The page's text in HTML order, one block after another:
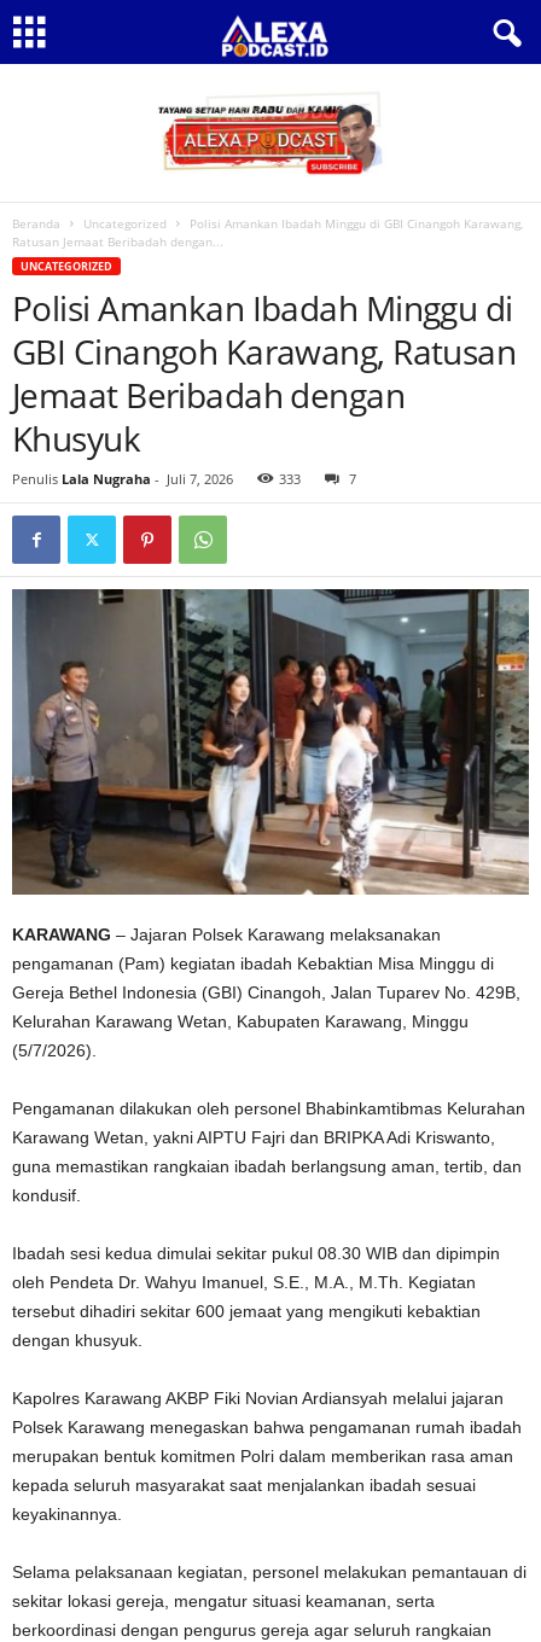
Beranda Uncategorized
Polisi Amankan Ibadah Minggu di GBI Cinangoh Karawang,
Ratusan Jemaat Beribadah dengan...
UNCATEGORIZED
Polisi Amankan Ibadah Minggu di
GBI Cinangoh Karawang, Ratusan
Jemaat Beribadah dengan
Khusyuk
Penulis Lala Nugraha - Juli 7, 2026 333 7
KARAWANG – Jajaran Polsek Karawang melaksanakan
pengamanan (Pam) kegiatan ibadah Kebaktian Misa Minggu di
Gereja Bethel Indonesia (GBI) Cinangoh, Jalan Tuparev No. 429B,
Kelurahan Karawang Wetan, Kabupaten Karawang, Minggu
(5/7/2026).
Pengamanan dilakukan oleh personel Bhabinkamtibmas Kelurahan
Karawang Wetan, yakni AIPTU Fajri dan BRIPKA Adi Kriswanto,
guna memastikan rangkaian ibadah berlangsung aman, tertib, dan
kondusif.
Ibadah sesi kedua dimulai sekitar pukul 08.30 WIB dan dipimpin
oleh Pendeta Dr. Wahyu Imanuel, S.E., M.A., M.Th. Kegiatan
tersebut dihadiri sekitar 600 jemaat yang mengikuti kebaktian
dengan khusyuk.
Kapolres Karawang AKBP Fiki Novian Ardiansyah melalui jajaran
Polsek Karawang menegaskan bahwa pengamanan rumah ibadah
merupakan bentuk komitmen Polri dalam memberikan rasa aman
kepada seluruh masyarakat saat menjalankan ibadah sesuai
keyakinannya.
Selama pelaksanaan kegiatan, personel melakukan pemantauan di
sekitar lokasi gereja, mengatur situasi keamanan, serta
berkoordinasi dengan pengurus gereja agar seluruh rangkaian